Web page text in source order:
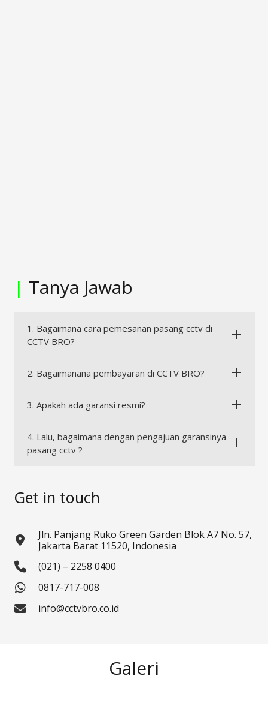
| Tanya Jawab
1. Bagaimana cara pemesanan pasang cctv di
CCTV BRO?
2. Bagaimanana pembayaran di CCTV BRO?
3. Apakah ada garansi resmi?
4. Lalu, bagaimana dengan pengajuan garansinya
pasang cctv ?
Get in touch
Jln. Panjang Ruko Green Garden Blok A7 No. 57,
Jakarta Barat 11520, Indonesia
(021) – 2258 0400
0817-717-008
info@cctvbro.co.id
Galeri